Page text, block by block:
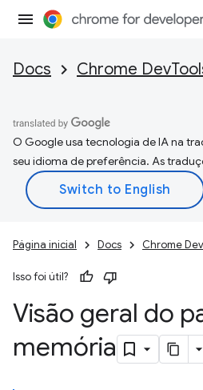
Docs Chrome
O Google usa tecnologia de IA na
seu idioma de preferência. As
Página inicial Docs Chrome
Isso foi útil?
Visão geral do
memória